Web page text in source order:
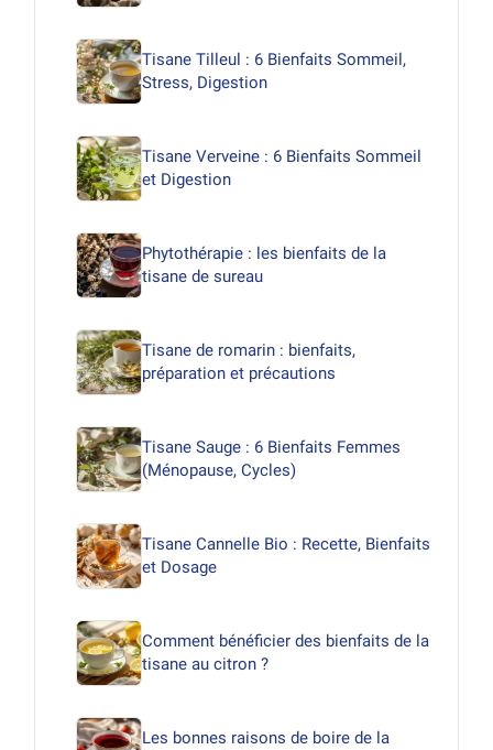
Tisane Tilleul : 6 Bienfaits Sommeil,
Stress, Digestion
Tisane Verveine : 6 Bienfaits Sommeil
et Digestion
Phytothérapie : les bienfaits de la
tisane de sureau
Tisane de romarin : bienfaits,
préparation et précautions
Tisane Sauge : 6 Bienfaits Femmes
(Ménopause, Cycles)
Tisane Cannelle Bio : Recette, Bienfaits
et Dosage
Comment bénéficier des bienfaits de la
tisane au citron ?
Les bonnes raisons de boire de la